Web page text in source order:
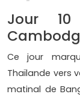
Jour
Ce jour
Thaïlande vers
matinal de